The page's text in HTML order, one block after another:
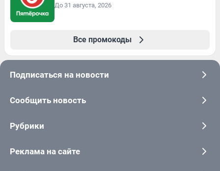
До 31 августа, 2026
Все промокоды
Подписаться на новости
Сообщить новость
Рубрики
Реклама на сайте